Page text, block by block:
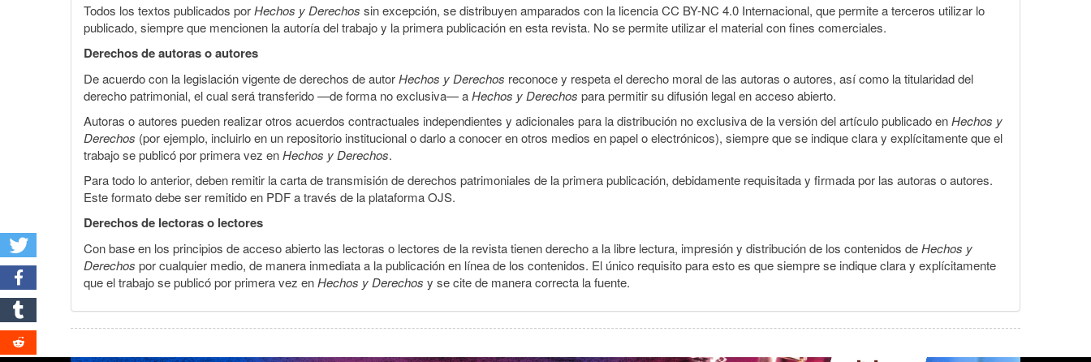
Todos los textos publicados porHechos y Derechos sin excepción, se distribuyen amparados con la licencia CC BY-NC 4.0 Internacional, que permite a terceros utilizar lo
publicado, siempre que mencionen la autoría del trabajo y la primera publicación en esta revista. No se permite utilizar el material con fines comerciales.
Derechos de autoras o autores
De acuerdo con la legislación vigente de derechos de autorHechos y Derechos reconoce y respeta el derecho moral de las autoras o autores, así como la titularidad del
derecho patrimonial, el cual será transferido —de forma no exclusiva— aHechos y Derechos para permitir su difusión legal en acceso abierto.
Autoras o autores pueden realizar otros acuerdos contractuales independientes y adicionales para la distribución no exclusiva de la versión del artículo publicado enHechos y
Derechos (por ejemplo, incluirlo en un repositorio institucional o darlo a conocer en otros medios en papel o electrónicos), siempre que se indique clara y explícitamente que el
trabajo se publicó por primera vez enHechos y Derechos.
Para todo lo anterior, deben remitir la carta de transmisión de derechos patrimoniales de la primera publicación, debidamente requisitada y firmada por las autoras o autores.
Este formato debe ser remitido en PDF a través de la plataforma OJS.
Derechos de lectoras o lectores
Con base en los principios de acceso abierto las lectoras o lectores de la revista tienen derecho a la libre lectura, impresión y distribución de los contenidos deHechos y
Derechos por cualquier medio, de manera inmediata a la publicación en línea de los contenidos. El único requisito para esto es que siempre se indique clara y explícitamente
que el trabajo se publicó por primera vez enHechos y Derechos y se cite de manera correcta la fuente.